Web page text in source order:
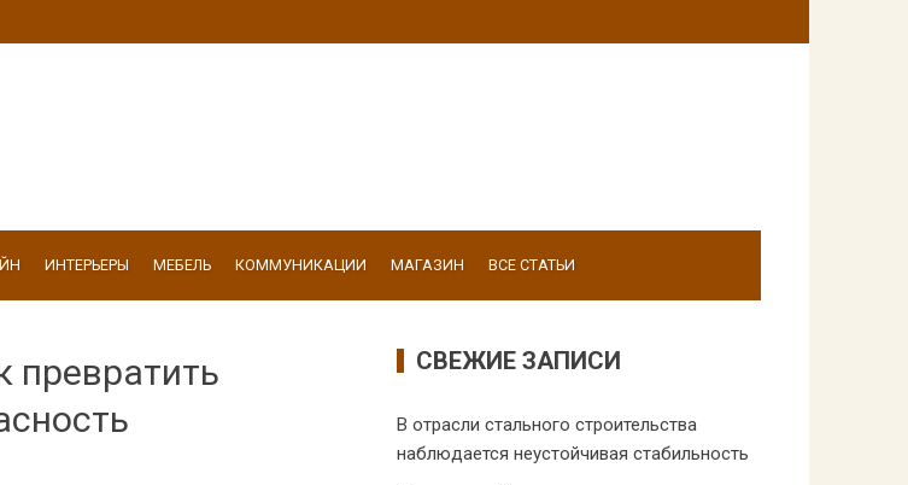
ИНТЕРЬЕРЫ МЕБЕЛЬ КОММУНИКАЦИИ МАГАЗИН ВСЕ СТАТЬИ
превратить
СВЕЖИЕ ЗАПИСИ
В отрасли стального строительства
наблюдается неустойчивая стабильность